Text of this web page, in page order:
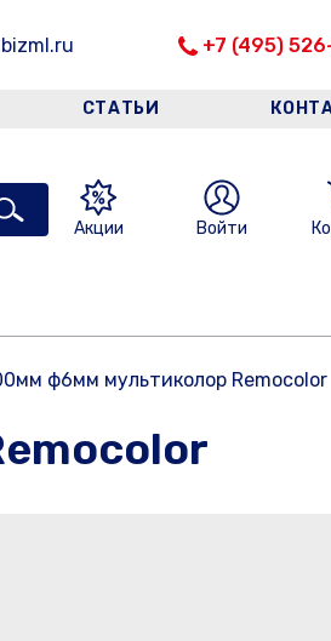
+7 (495)
СТАТЬИ
Акции Войти
ф6мм мультиколор Remocolor